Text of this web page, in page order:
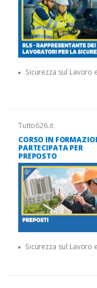
Sicurezza sul Lavoro
Tutto626.it
CORSO IN
PARTECIPATA PER
PREPOSTO
Sicurezza sul Lavoro